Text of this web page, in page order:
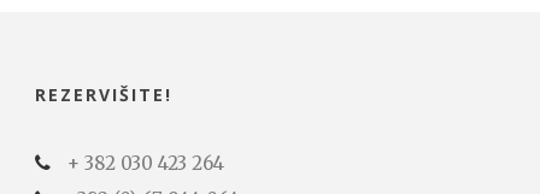
REZERVIŠITE!
+ 382 030 423 264